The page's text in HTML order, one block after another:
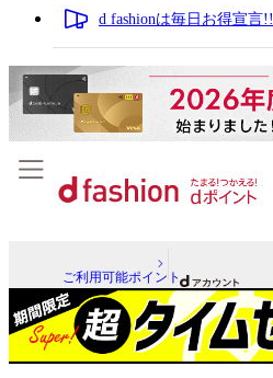
d fashionは毎日お得宣言!!
ご利用可能ポイント